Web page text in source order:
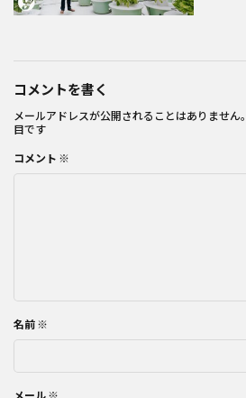
コメントを書く
メールアドレスが公開されることはありません。
目です
コメント ※
名前 ※
メール ※